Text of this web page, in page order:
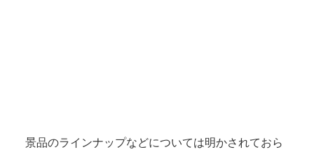
景品のラインナップなどについては明かされておら